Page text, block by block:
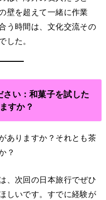
壁を超えて一緒に作業
う時間は、文化交流その
た。
い：和菓子を試した
すか？
ありますか？それとも茶
？
、次回の日本旅行でぜひ
しいです。すでに経験が